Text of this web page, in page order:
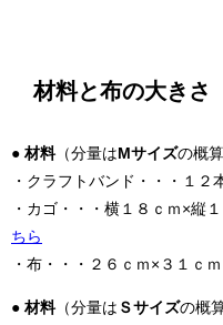
材料と布の大きさ
● 材料（分量は Mサイズの概
・クラフトバンド・・・１２
・カゴ・・・横１８ｃｍ×縦
ちら
・布・・・２６ｃｍ×３１ｃｍ
● 材料（分量は Ｓサイズの概